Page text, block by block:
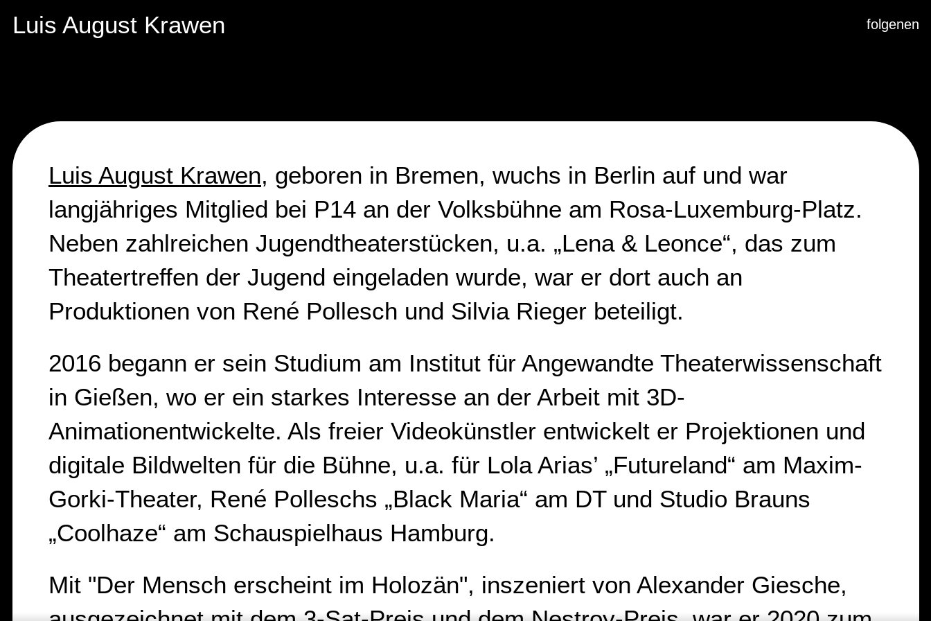
Luis August Krawen folgenen
Luis August Krawen, geboren in Bremen, wuchs in Berlin auf und war
langjähriges Mitglied bei P14 an der Volksbühne am Rosa-Luxemburg-Platz.
Neben zahlreichen Jugendtheaterstücken, u.a. „Lena & Leonce“, das zum
Theatertreffen der Jugend eingeladen wurde, war er dort auch an
Produktionen von René Pollesch und Silvia Rieger beteiligt.
2016 begann er sein Studium am Institut für Angewandte Theaterwissenschaft
in Gießen, wo er ein starkes Interesse an der Arbeit mit 3D-
Animationentwickelte. Als freier Videokünstler entwickelt er Projektionen und
digitale Bildwelten für die Bühne, u.a. für Lola Arias’ „Futureland“ am Maxim-
Gorki-Theater, René Polleschs „Black Maria“ am DT und Studio Brauns
„Coolhaze“ am Schauspielhaus Hamburg.
Mit "Der Mensch erscheint im Holozän", inszeniert von Alexander Giesche,